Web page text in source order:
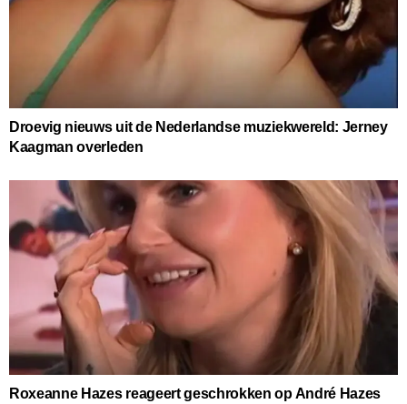
Droevig nieuws uit de Nederlandse muziekwereld: Jerney
Kaagman overleden
Roxeanne Hazes reageert geschrokken op André Hazes